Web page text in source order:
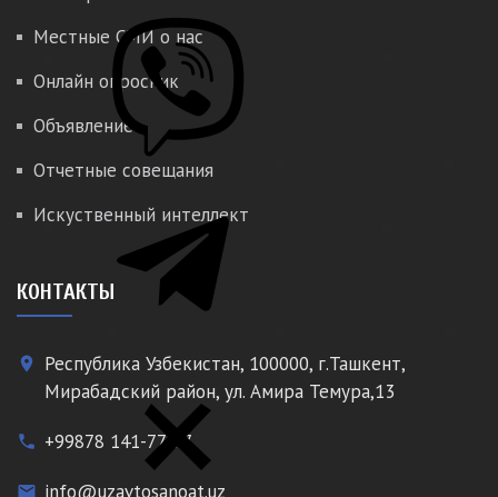
Местные СМИ о нас
Онлайн опросник
Объявление
Отчетные совещания
Искуственный интеллект
КОНТАКТЫ
place
Республика Узбекистан, 100000, г.Ташкент,
Мирабадский район, ул. Амира Темура,13
phone +99878 141-77-77
email info@uzavtosanoat.uz